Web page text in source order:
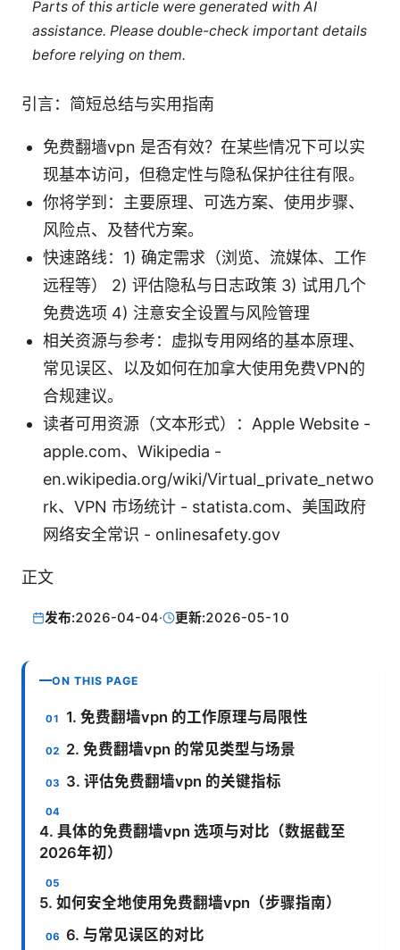
Parts of this article were generated with AI
assistance. Please double-check important details
before relying on them.
引言：简短总结与实用指南
免费翻墙vpn 是否有效？在某些情况下可以实
现基本访问，但稳定性与隐私保护往往有限。
你将学到：主要原理、可选方案、使用步骤、
风险点、及替代方案。
快速路线：1) 确定需求（浏览、流媒体、工作
远程等） 2) 评估隐私与日志政策 3) 试用几个
免费选项 4) 注意安全设置与风险管理
相关资源与参考：虚拟专用网络的基本原理、
常见误区、以及如何在加拿大使用免费VPN的
合规建议。
读者可用资源（文本形式）：Apple Website -
apple.com、Wikipedia -
en.wikipedia.org/wiki/Virtual_private_netwo
rk、VPN 市场统计 - statista.com、美国政府
网络安全常识 - onlinesafety.gov
正文
发布:2026-04-04· 更新:2026-05-10
ON THIS PAGE
1. 免费翻墙vpn 的工作原理与局限性
2. 免费翻墙vpn 的常见类型与场景
3. 评估免费翻墙vpn 的关键指标
4. 具体的免费翻墙vpn 选项与对比（数据截至
2026年初）
5. 如何安全地使用免费翻墙vpn（步骤指南）
6. 与常见误区的对比